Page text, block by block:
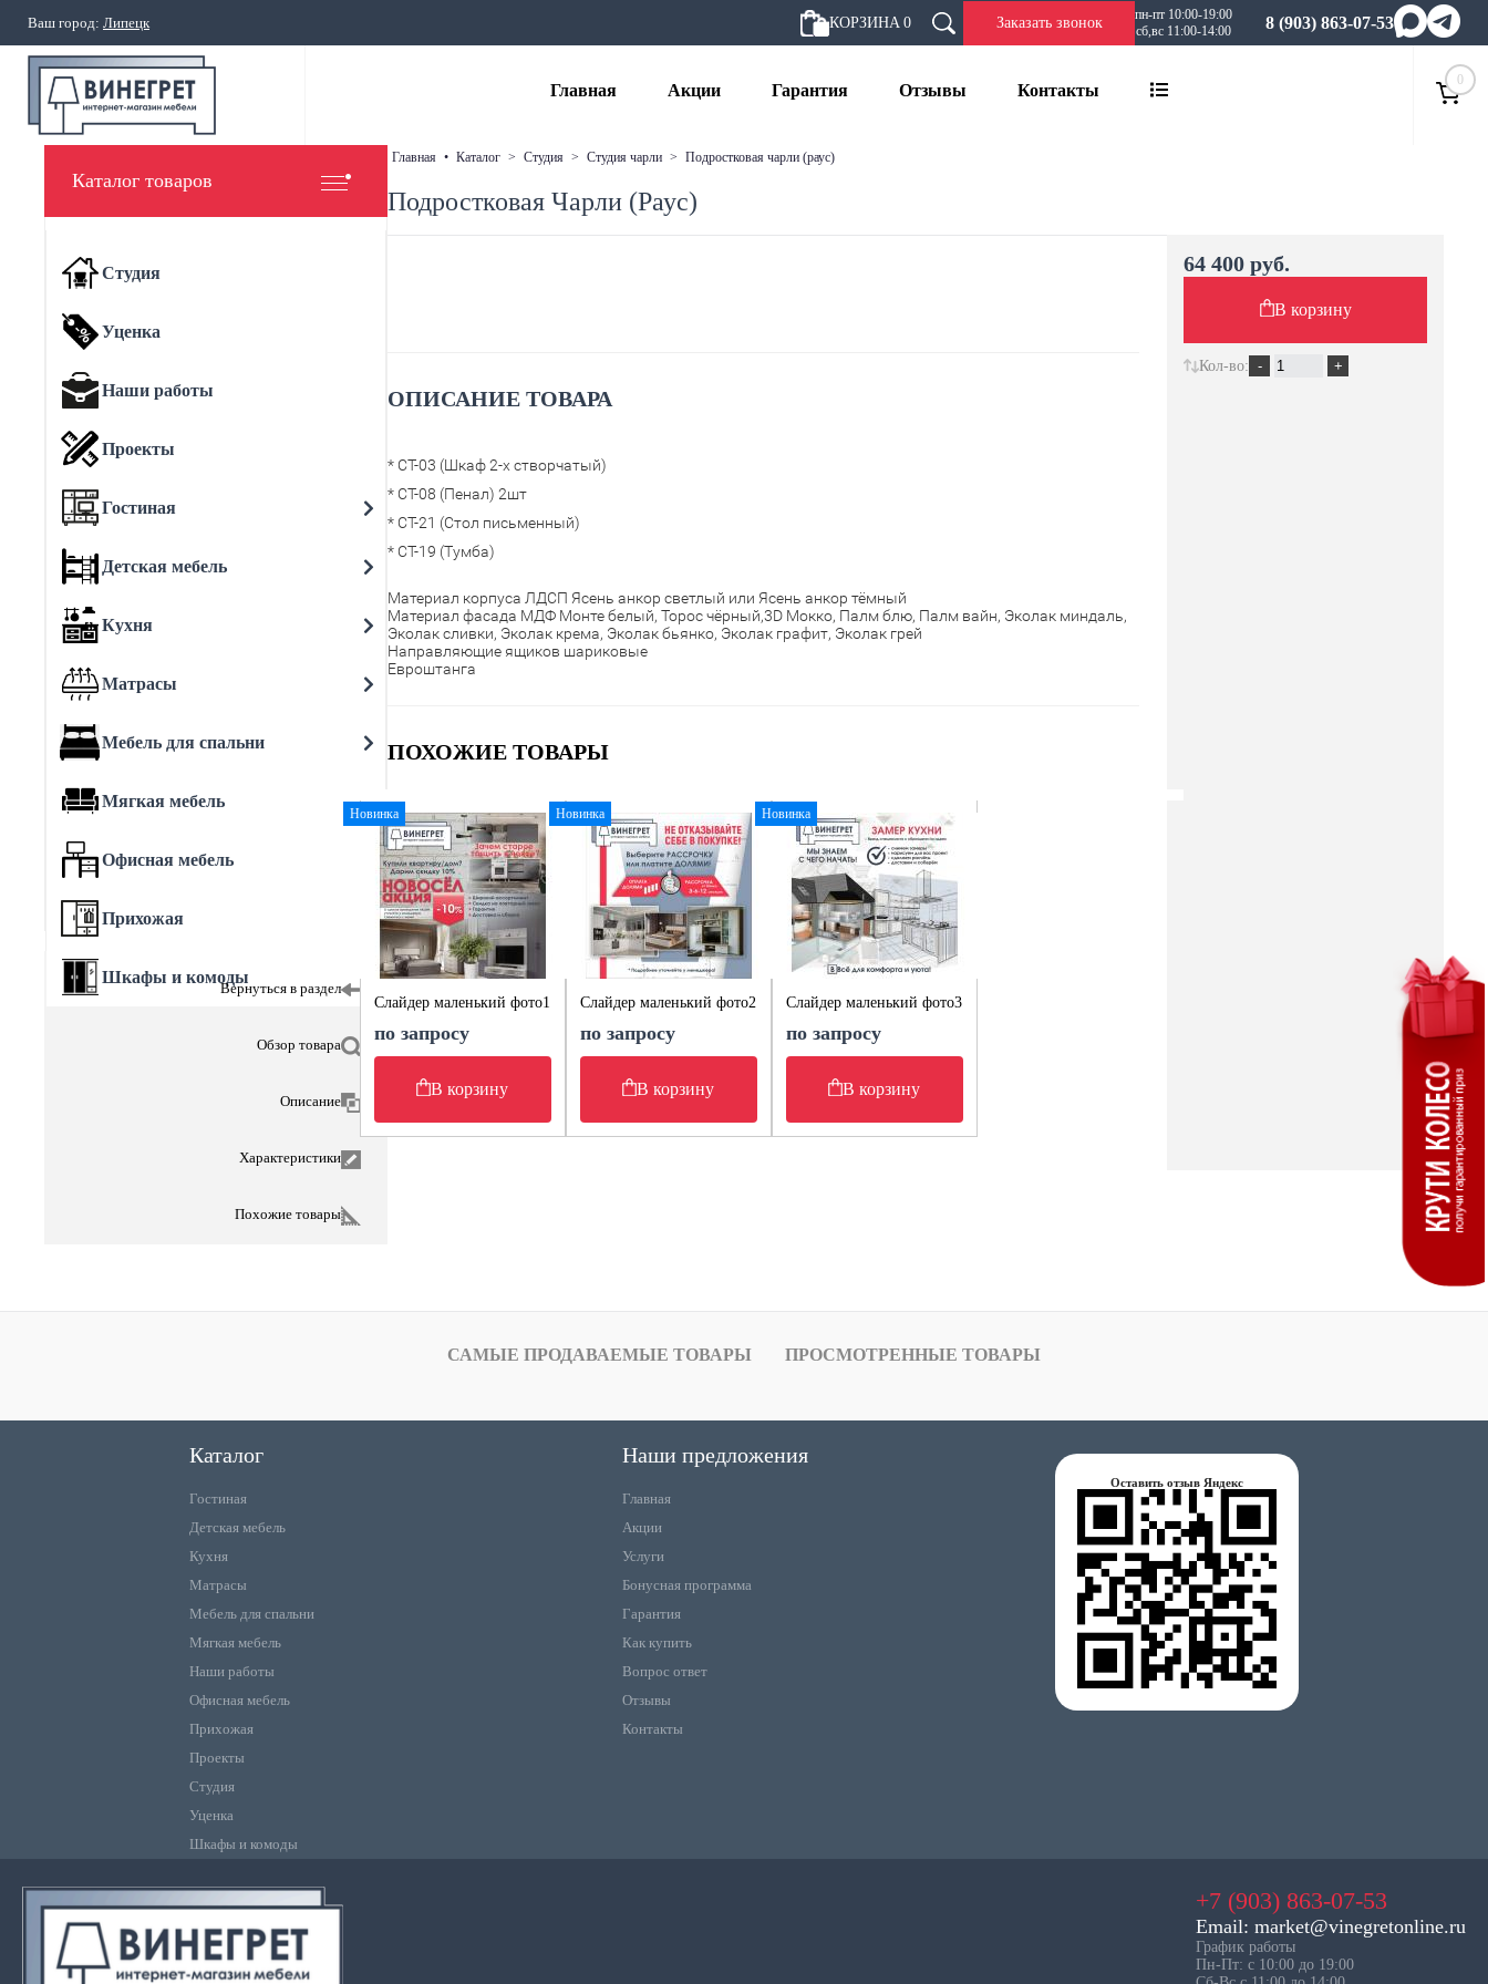
Ваш город: Липецк КОРЗИНА 0 Заказать звонок
пн-пт 10:00-19:00
сб,вс 11:00-14:00
8 (903) 863-07-53
Главная Акции Гарантия Отзывы Контакты
0
Каталог товаров
Студия
Уценка
Наши работы
Проекты
Гостиная
Детская мебель
Кухня
Матрасы
Мебель для спальни
Мягкая мебель
Офисная мебель
Прихожая
Шкафы и комоды
Вернуться в раздел
Обзор товара
Описание
Характеристики
Похожие товары
главная • каталог > студия > студия чарли > подростковая чарли (раус)
Подростковая Чарли (Раус)
ОПИСАНИЕ ТОВАРА
* СТ-03 (Шкаф 2-х створчатый)
* СТ-08 (Пенал) 2шт
* СТ-21 (Стол письменный)
* СТ-19 (Тумба)
Материал корпуса ЛДСП Ясень анкор светлый или Ясень анкор тёмный
Материал фасада МДФ Монте белый, Торос чёрный,3D Мокко, Палм блю, Палм вайн, Эколак миндаль,
Эколак сливки, Эколак крема, Эколак бьянко, Эколак графит, Эколак грей
Направляющие ящиков шариковые
Евроштанга
ПОХОЖИЕ ТОВАРЫ
Новинка
Слайдер маленький фото1
по запросу
В корзину
Новинка
Слайдер маленький фото2
по запросу
В корзину
Новинка
Слайдер маленький фото3
по запросу
В корзину
64 400 руб.
В корзину
Кол-во:
САМЫЕ ПРОДАВАЕМЫЕ ТОВАРЫ ПРОСМОТРЕННЫЕ ТОВАРЫ
Каталог
Гостиная
Детская мебель
Кухня
Матрасы
Мебель для спальни
Мягкая мебель
Наши работы
Офисная мебель
Прихожая
Проекты
Студия
Уценка
Шкафы и комоды
Наши предложения
Главная
Акции
Услуги
Бонусная программа
Гарантия
Как купить
Вопрос ответ
Отзывы
Контакты
Оставить отзыв Яндекс
+7 (903) 863-07-53
Email: market@vinegretonline.ru
График работы
Пн-Пт: с 10:00 до 19:00